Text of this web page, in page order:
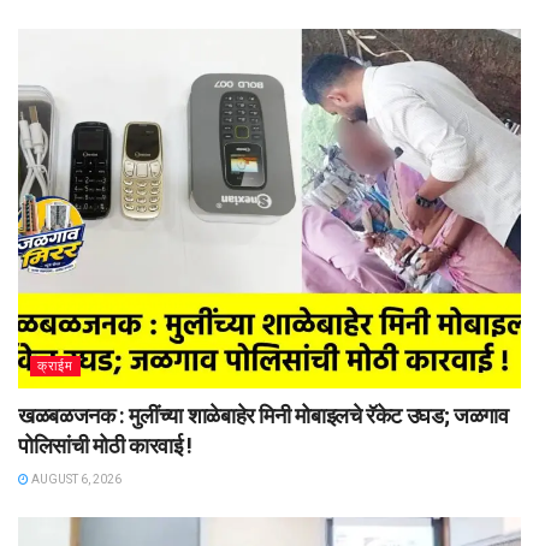
क्राईम
खळबळजनक : मुलींच्या शाळेबाहेर मिनी मोबाइलचे रॅकेट उघड; जळगाव
पोलिसांची मोठी कारवाई !
AUGUST 6, 2026